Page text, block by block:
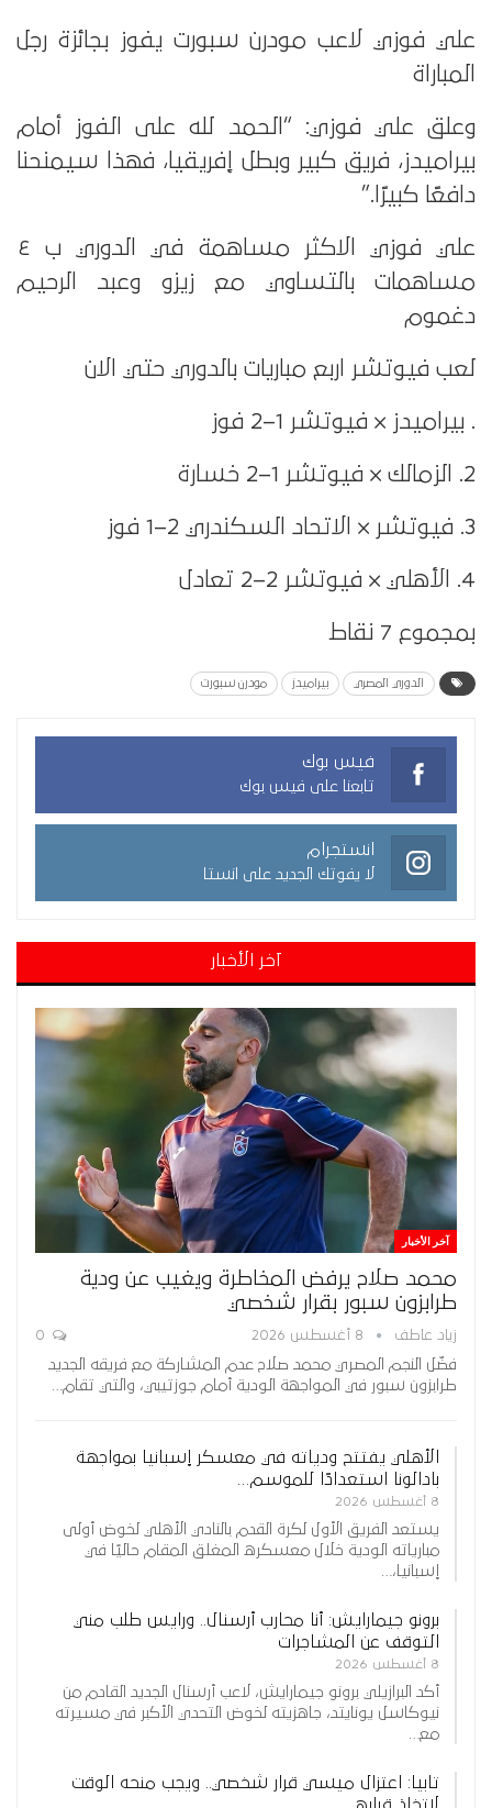
علي فوزي لاعب مودرن سبورت يفوز بجائزة رجل
المباراة
وعلق علي فوزي: “الحمد لله على الفوز أمام
بيراميدز، فريق كبير وبطل إفريقيا، فهذا سيمنحنا
دافعًا كبيرًا.”
علي فوزي الاكثر مساهمة في الدوري ب ٤
مساهمات بالتساوي مع زيزو وعبد الرحيم
دغموم
لعب فيوتشر اربع مباريات بالدوري حتي الان
. بيراميدز × فيوتشر 1–2 فوز
2. الزمالك × فيوتشر 1–2 خسارة
3. فيوتشر × الاتحاد السكندري 2–1 فوز
4. الأهلي × فيوتشر 2–2 تعادل
بمجموع 7 نقاط
الدوري المصري بيراميدز مودرن سبورت
فيس بوك
تابعنا على فيس بوك
انستجرام
لا يفوتك الجديد على انستا
آخر الأخبار
آخر الأخبار
محمد صلاح يرفض المخاطرة ويغيب عن ودية
طرابزون سبور بقرار شخصي
زياد عاطف 8 أغسطس 2026
فضّل النجم المصري محمد صلاح عدم المشاركة مع فريقه الجديد
طرابزون سبور في المواجهة الودية أمام جوزتيبي، والتي تقام…
الأهلي يفتتح ودياته في معسكر إسبانيا بمواجهة
بادالونا استعدادًا للموسم…
8 أغسطس 2026
يستعد الفريق الأول لكرة القدم بالنادي الأهلي لخوض أولى
مبارياته الودية خلال معسكره المغلق المقام حاليًا في
إسبانيا،…
برونو جيمارايش: أنا محارب أرسنال.. ورايس طلب مني
التوقف عن المشاجرات
8 أغسطس 2026
أكد البرازيلي برونو جيمارايش، لاعب أرسنال الجديد القادم من
نيوكاسل يونايتد، جاهزيته لخوض التحدي الأكبر في مسيرته
مع…
تابيا: اعتزال ميسي قرار شخصي.. ويجب منحه الوقت
لاتخاذ قراره